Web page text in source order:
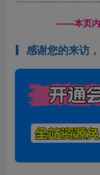
------本页
感谢您的来访